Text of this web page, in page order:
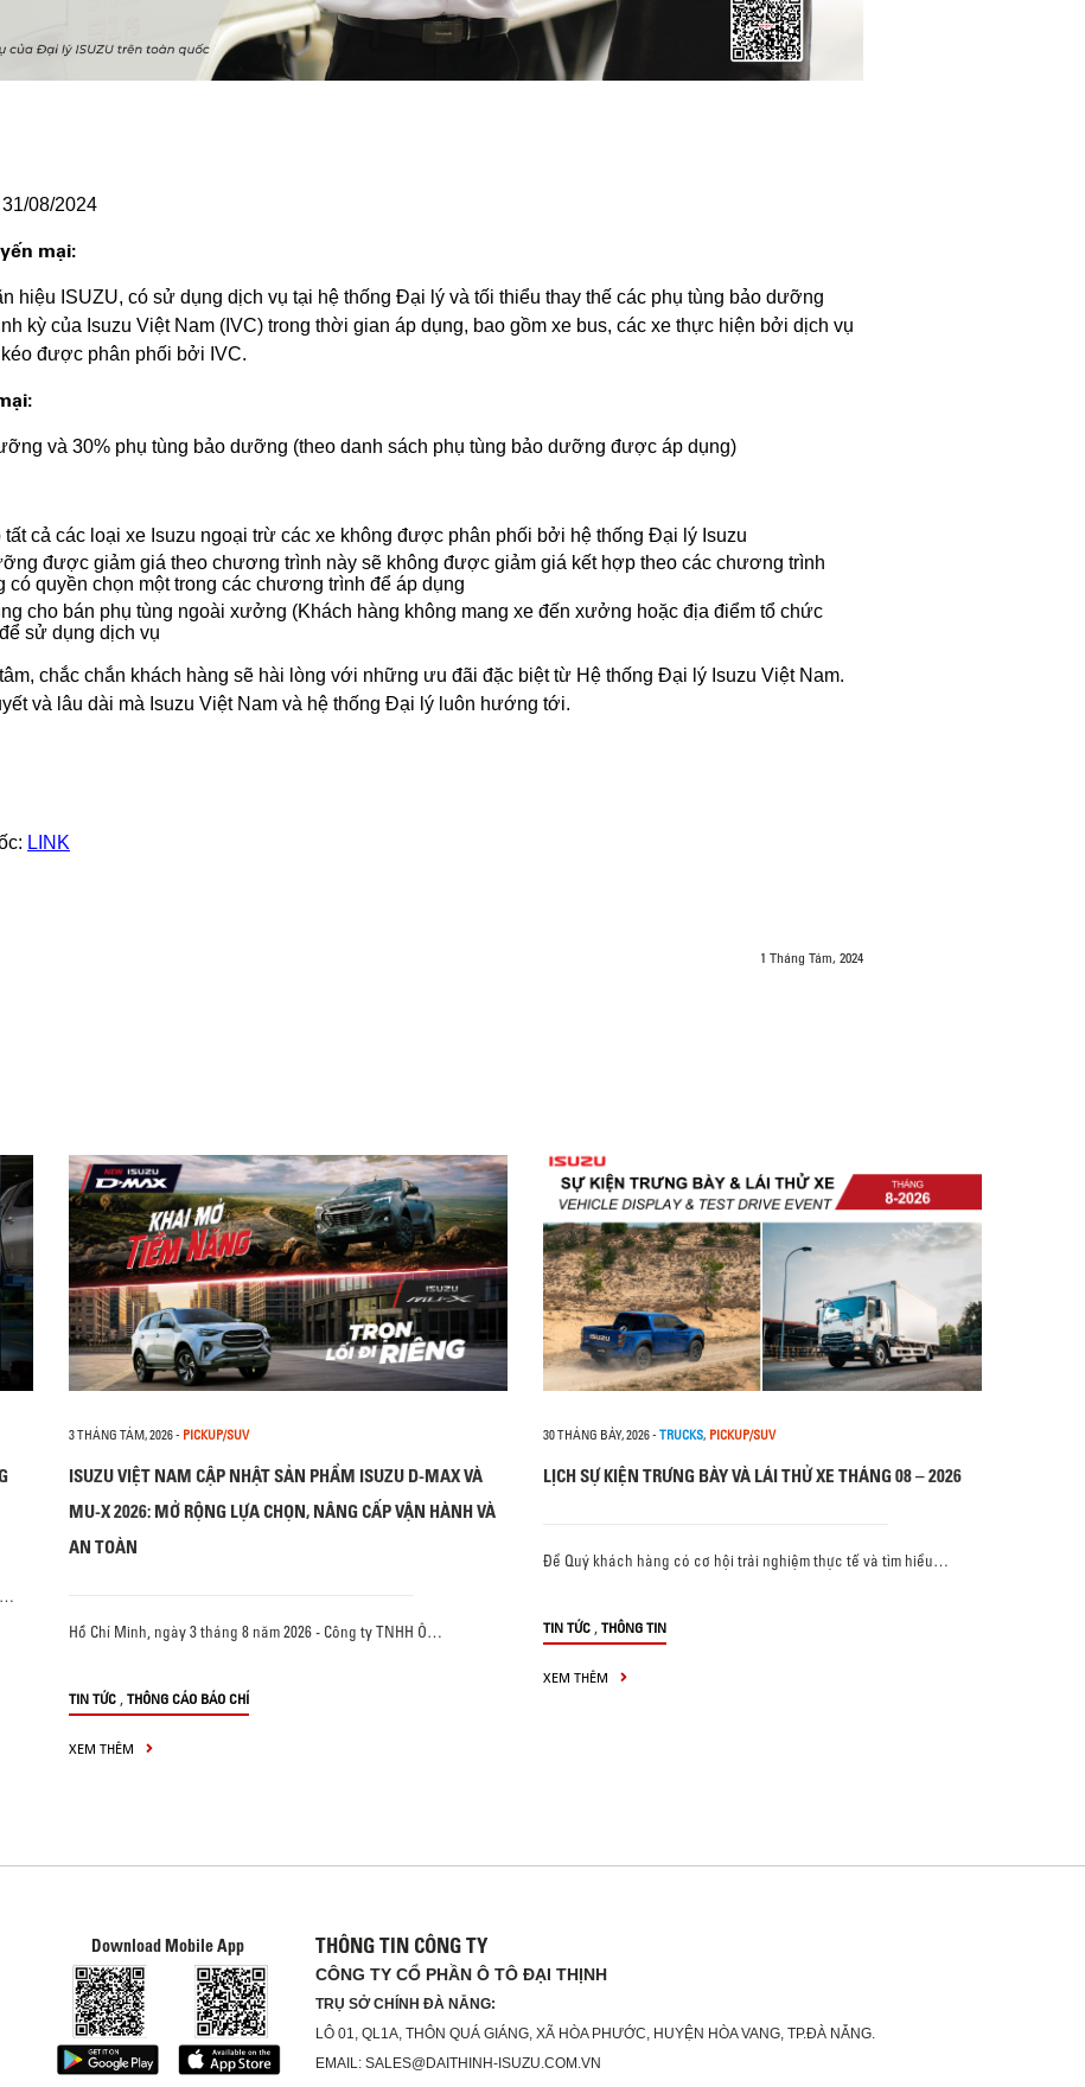
08/2024
mại:
hiệu ISUZU, có sử dụng dịch vụ tại hệ thống Đại lý và tối thiểu thay thế các phụ tùng bảo dưỡng
kỳ của Isuzu Việt Nam (IVC) trong thời gian áp dụng, bao gồm xe bus, các xe thực hiện bởi dịch vụ
được phân phối bởi IVC.
và 30% phụ tùng bảo dưỡng (theo danh sách phụ tùng bảo dưỡng được áp dụng)
cả các loại xe Isuzu ngoại trừ các xe không được phân phối bởi hệ thống Đại lý Isuzu
được giảm giá theo chương trình này sẽ không được giảm giá kết hợp theo các chương trình
quyền chọn một trong các chương trình để áp dụng
cho bán phụ tùng ngoài xưởng (Khách hàng không mang xe đến xưởng hoặc địa điểm tổ chức
sử dụng dịch vụ
chắc chắn khách hàng sẽ hài lòng với những ưu đãi đặc biệt từ Hệ thống Đại lý Isuzu Việt Nam.
và lâu dài mà Isuzu Việt Nam và hệ thống Đại lý luôn hướng tới.
LINK
1 Tháng Tám, 2024
3 THÁNG TÁM, 2026- PICKUP/SUV
ISUZU VIỆT NAM CẬP NHẬT SẢN PHẨM ISUZU D-MAX VÀ
MU-X 2026: MỞ RỘNG LỰA CHỌN, NÂNG CẤP VẬN HÀNH VÀ
AN TOÀN
Hồ Chí Minh, ngày 3 tháng 8 năm 2026 - Công ty TNHH Ô…
TIN TỨC , THÔNG CÁO BÁO CHÍ
XEM THÊM
30 THÁNG BẢY, 2026- TRUCKS, PICKUP/SUV
LỊCH SỰ KIỆN TRƯNG BÀY VÀ LÁI THỬ XE THÁNG 08 – 2026
Để Quý khách hàng có cơ hội trải nghiệm thực tế và tìm hiểu…
TIN TỨC , THÔNG TIN
XEM THÊM
Download Mobile App THÔNG TIN CÔNG TY
CÔNG TY CỔ PHẦN Ô TÔ ĐẠI THỊNH
TRỤ SỞ CHÍNH ĐÀ NẴNG:
LÔ 01, QL1A, THÔN QUÁ GIÁNG, XÃ HÒA PHƯỚC, HUYỆN HÒA VANG, TP.ĐÀ NẴNG.
EMAIL: SALES@DAITHINH-ISUZU.COM.VN